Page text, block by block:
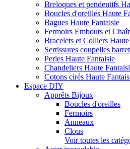
Breloques et pendentifs
Boucles d'oreilles Haute
Bagues Haute Fantaisie
Fermoirs Embouts et
Bracelets et Colliers
Sertissures coupelles
Perles Haute Fantaisie
Chandeliers Haute
Cotons cirés Haute
Espace DIY
Apprêts Bijoux
Boucles d'oreilles
Fermoirs
Anneaux
Clous
Voir toutes les